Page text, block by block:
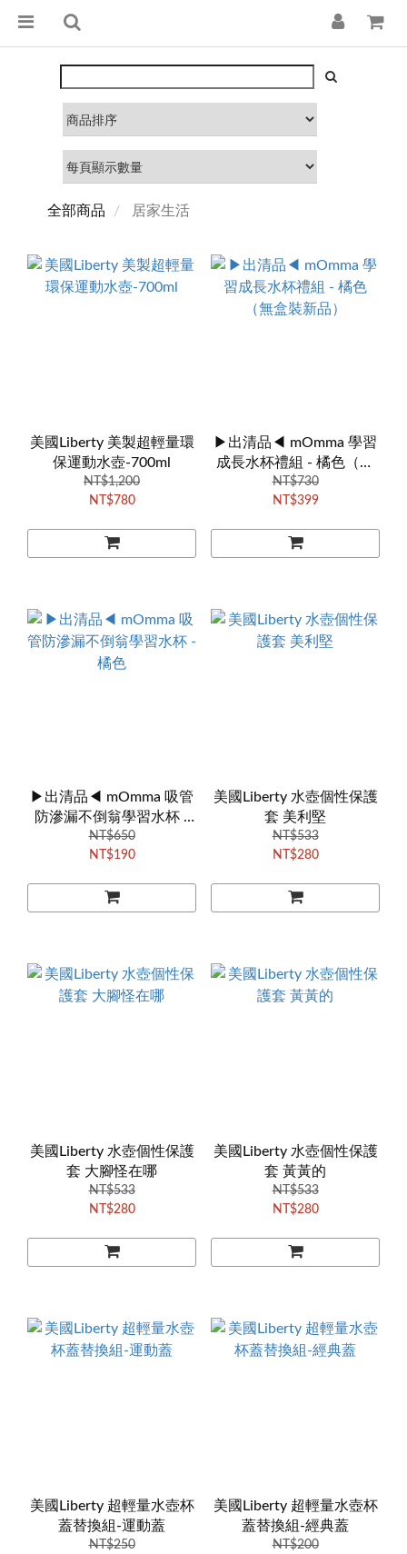
全部商品 居家生活
美國Liberty 美製超輕量環
保運動水壺-700ml
NT$1,200
NT$780
▶出清品◀ mOmma 學習
成長水杯禮組 - 橘色（無
盒裝新品）
NT$730
NT$399
▶出清品◀ mOmma 吸管
防滲漏不倒翁學習水杯 -
橘色
NT$650
NT$190
美國Liberty 水壺個性保護
套 美利堅
NT$533
NT$280
美國Liberty 水壺個性保護
套 大腳怪在哪
NT$533
NT$280
美國Liberty 水壺個性保護
套 黃黃的
NT$533
NT$280
美國Liberty 超輕量水壺杯
蓋替換組-運動蓋
NT$250
美國Liberty 超輕量水壺杯
蓋替換組-經典蓋
NT$200